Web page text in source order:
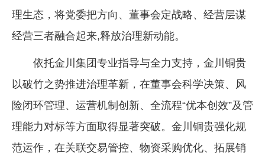
理生态，将党委把方向、董事会定战略、经营层谋
经营三者融合起来,释放治理新动能。
依托金川集团专业指导与全力支持，金川铜贵
以破竹之势推进治理革新，在董事会科学决策、风
险闭环管理、运营机制创新、全流程“优本创效”及管
理能力对标等方面取得显著突破。金川铜贵强化规
范运作，在关联交易管控、物资采购优化、拓展销